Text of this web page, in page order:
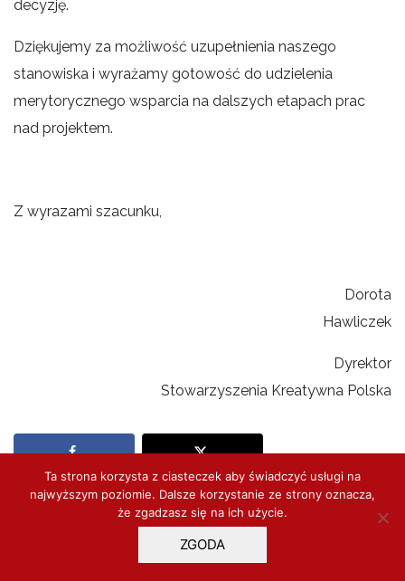
decyzję.
Dziękujemy za możliwość uzupełnienia naszego
stanowiska i wyrażamy gotowość do udzielenia
merytorycznego wsparcia na dalszych etapach prac
nad projektem.
Z wyrazami szacunku,
Dorota
Hawliczek
Dyrektor
Stowarzyszenia Kreatywna Polska
Ta strona korzysta z ciasteczek aby świadczyć usługi na
najwyższym poziomie. Dalsze korzystanie ze strony oznacza,
że zgadzasz się na ich użycie.
ZGODA